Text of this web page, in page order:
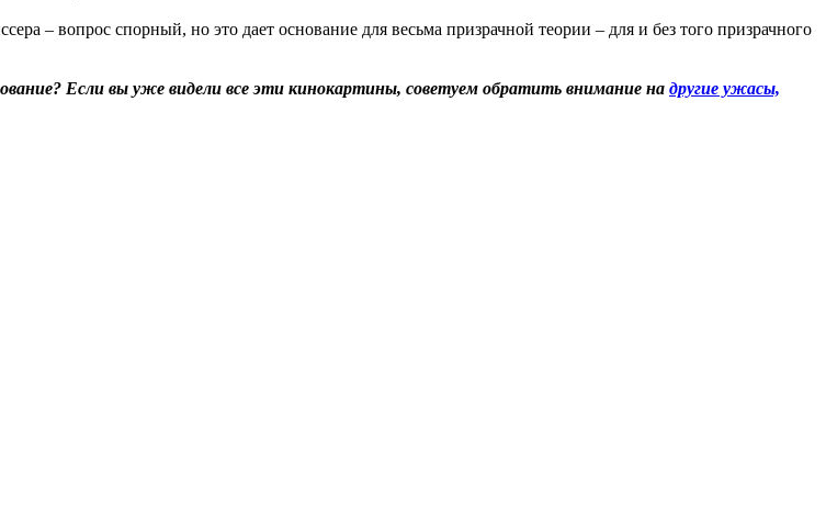
– вопрос спорный, но это дает основание для весьма призрачной теории – для и без того призрачного
Если вы уже видели все эти кинокартины, советуем обратить внимание на другие ужасы,